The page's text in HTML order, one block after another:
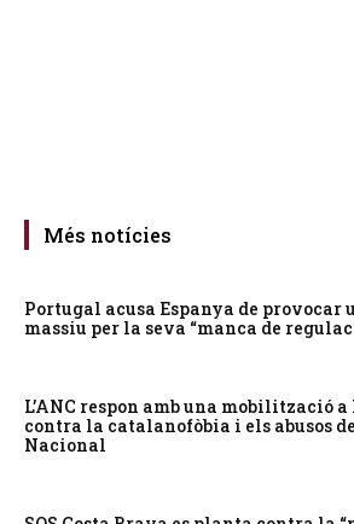
Més notícies
Portugal acusa Espanya de provocar
massiu per la seva “manca de
L’ANC respon amb una mobilització a
contra la catalanofòbia i els abusos
Nacional